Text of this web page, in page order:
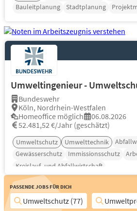
Bauleitplanung
Stadtplanung
Umweltingenieur -
Bundeswehr
Köln, Nordrhein-Westfalen
Homeoffice möglich
06.08.2026
52.481,52 €/Jahr (geschätzt)
Umweltschutz Umwelttechnik
Gewässerschutz
Immissionsschutz
Kreislauf- und Abfallwirtschaft
Passende Jobs für Dich
Umweltschutz (77)